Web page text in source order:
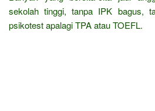
sekolah tinggi, tanpa IPK bagus,
psikotest apalagi TPA atau TOEFL.